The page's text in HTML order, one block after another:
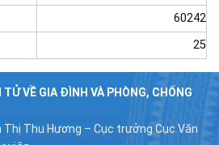
60242
25
VỀ GIA ĐÌNH VÀ PHÒNG, CHỐNG
Thị Thu Hương – Cục trưởng Cục Văn